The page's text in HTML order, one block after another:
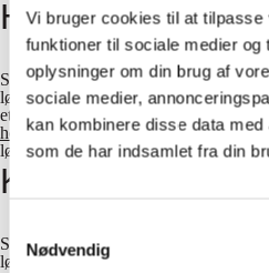
Vi bruger cookies til at
funktioner til sociale medier
oplysninger om din brug af
sociale medier,
kan kombinere disse data
som de har indsamlet fra din
Nødvendig
Hoteller
Siden 1990 har AV-Huset leveret og
løsninger til en lang række hoteller,
et lille udsnit af udvalgte cases. Se
hoteller og konferencesteder i
løsninger til.
Kirker
Siden 1990 har AV-Huset leveret og
løsninger til en lang række kirker,